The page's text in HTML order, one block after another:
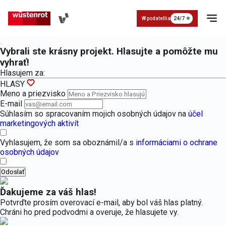
W podateľňa 24/7
Poistenie
Cestovné
poistenie
Životné
poistenie
Povinné zmluvné poistenie pre vozidlá
O nás a
Pre
médiá
Základné údaje o Wüstenrot
Kontakt
Vybrali ste krásny projekt. Hlasujte a pomôžte mu
vyhrať!
Hlasujem za:
HLASY
Meno a priezvisko
E-mail
Súhlasím so spracovaním mojich osobných údajov na účel
marketingových aktivít
Vyhlasujem, že som sa oboznámil/a s informáciami o ochrane
osobných údajov
Odoslať
Ďakujeme za váš hlas!
Potvrďte prosím overovací e-mail, aby bol váš hlas platný.
Chráni ho pred podvodmi a overuje, že hlasujete vy.